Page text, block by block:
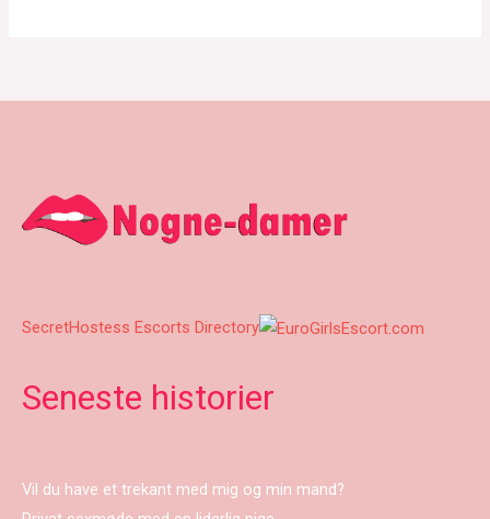
SecretHostess Escorts Directory
Seneste historier
Vil du have et trekant med mig og min mand?